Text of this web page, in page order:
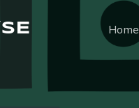
Home